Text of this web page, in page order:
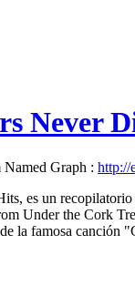
Never
Named Graph : http://
es un
Under the Cork
la famosa canción